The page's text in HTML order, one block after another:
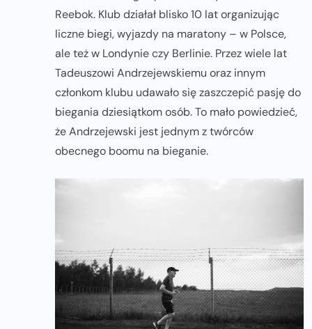
Reebok. Klub działał blisko 10 lat organizując
liczne biegi, wyjazdy na maratony – w Polsce,
ale też w Londynie czy Berlinie. Przez wiele lat
Tadeuszowi Andrzejewskiemu oraz innym
członkom klubu udawało się zaszczepić pasję do
biegania dziesiątkom osób. To mało powiedzieć,
że Andrzejewski jest jednym z twórców
obecnego boomu na bieganie.